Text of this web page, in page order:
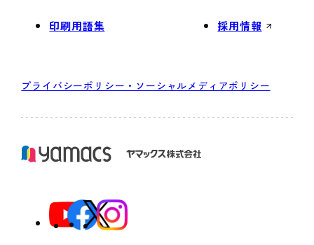
印刷用語集 採用情報
プライバシーポリシー・ソーシャルメディアポリシー